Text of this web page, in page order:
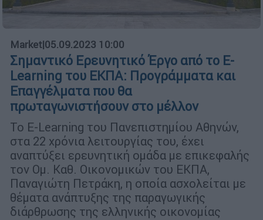
Market|05.09.2023 10:00
Σημαντικό Ερευνητικό Έργο από το E-
Learning του ΕΚΠΑ: Προγράμματα και
Επαγγέλματα που θα
πρωταγωνιστήσουν στο μέλλον
Το E-Learning του Πανεπιστημίου Αθηνών,
στα 22 χρόνια λειτουργίας του, έχει
αναπτύξει ερευνητική ομάδα με επικεφαλής
τον Ομ. Καθ. Οικονομικών του ΕΚΠΑ,
Παναγιώτη Πετράκη, η οποία ασχολείται με
θέματα ανάπτυξης της παραγωγικής
διάρθρωσης της ελληνικής οικονομίας